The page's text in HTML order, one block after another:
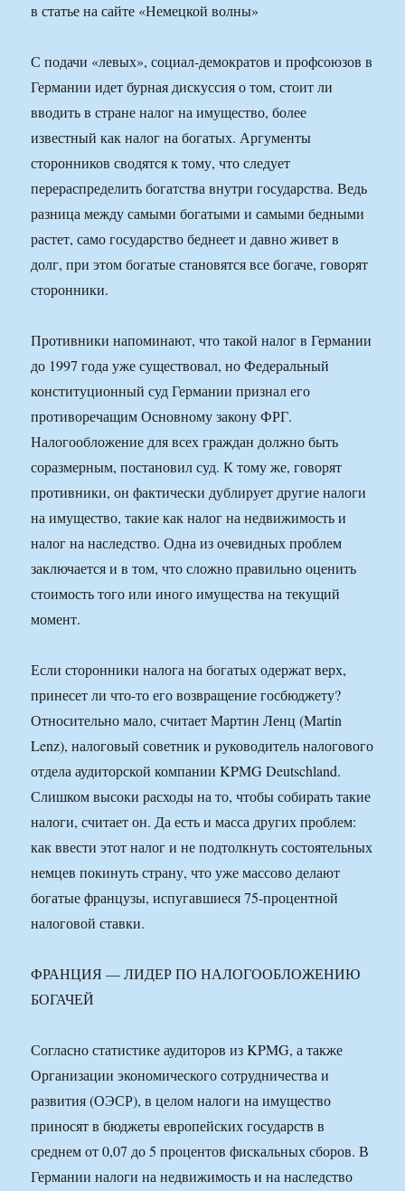
в статье на сайте «Немецкой волны»
С подачи «левых», социал-демократов и профсоюзов в
Германии идет бурная дискуссия о том, стоит ли
вводить в стране налог на имущество, более
известный как налог на богатых. Аргументы
сторонников сводятся к тому, что следует
перераспределить богатства внутри государства. Ведь
разница между самыми богатыми и самыми бедными
растет, само государство беднеет и давно живет в
долг, при этом богатые становятся все богаче, говорят
сторонники.
Противники напоминают, что такой налог в Германии
до 1997 года уже существовал, но Федеральный
конституционный суд Германии признал его
противоречащим Основному закону ФРГ.
Налогообложение для всех граждан должно быть
соразмерным, постановил суд. К тому же, говорят
противники, он фактически дублирует другие налоги
на имущество, такие как налог на недвижимость и
налог на наследство. Одна из очевидных проблем
заключается и в том, что сложно правильно оценить
стоимость того или иного имущества на текущий
момент.
Если сторонники налога на богатых одержат верх,
принесет ли что-то его возвращение госбюджету?
Относительно мало, считает Мартин Ленц (Martin
Lenz), налоговый советник и руководитель налогового
отдела аудиторской компании KPMG Deutschland.
Слишком высоки расходы на то, чтобы собирать такие
налоги, считает он. Да есть и масса других проблем:
как ввести этот налог и не подтолкнуть состоятельных
немцев покинуть страну, что уже массово делают
богатые французы, испугавшиеся 75-процентной
налоговой ставки.
ФРАНЦИЯ — ЛИДЕР ПО НАЛОГООБЛОЖЕНИЮ
БОГАЧЕЙ
Согласно статистике аудиторов из KPMG, а также
Организации экономического сотрудничества и
развития (ОЭСР), в целом налоги на имущество
приносят в бюджеты европейских государств в
среднем от 0,07 до 5 процентов фискальных сборов. В
Германии налоги на недвижимость и на наследство